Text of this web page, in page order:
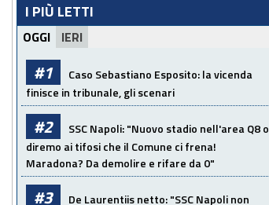
I PIÙ LETTI
OGGI IERI
#1
Caso Sebastiano Esposito: la vicenda
finisce in tribunale, gli scenari
#2
SSC Napoli: "Nuovo stadio nell'area Q8 o
diremo ai tifosi che il Comune ci frena!
Maradona? Da demolire e rifare da 0"
#3
De Laurentiis netto: "SSC Napoli non